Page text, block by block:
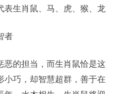
表生肖鼠、马、虎、猴、龙
者
恶的担当，而生肖鼠恰是这
小巧，却智慧超群，善于在